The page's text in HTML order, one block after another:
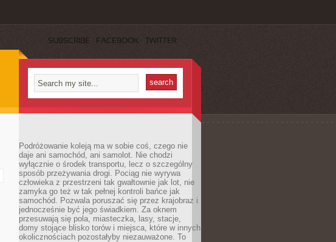
SUBSCRIBE FACEBOOK TWITTER
Podróżowanie koleją ma w sobie coś, czego nie
daje ani samochód, ani samolot. Nie chodzi
wyłącznie o środek transportu, lecz o szczególny
sposób przeżywania drogi. Pociąg nie wyrywa
człowieka z przestrzeni tak gwałtownie jak lot, nie
zamyka go też w tak pełnej kontroli bańce jak
samochód. Pozwala poruszać się przez krajobraz i
jednocześnie być jego świadkiem. Za oknem
przesuwają się pola, miasteczka, lasy, stacje,
domy stojące blisko torów i miejsca, które w innych
okolicznościach pozostałyby niezauważone. To